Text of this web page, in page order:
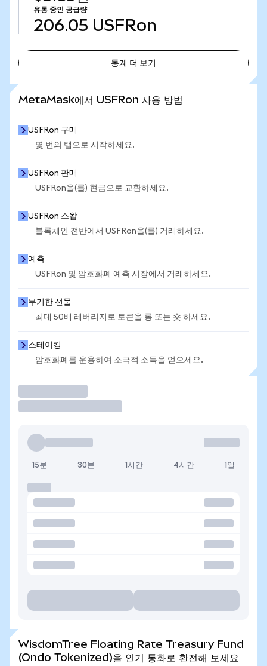
유통 중인 공급량
206.05 USFRon
통계 더 보기
MetaMask에서 USFRon 사용 방법
USFRon 구매
몇 번의 탭으로 시작하세요.
USFRon 판매
USFRon을(를) 현금으로 교환하세요.
USFRon 스왑
블록체인 전반에서 USFRon을(를) 거래하세요.
예측
USFRon 및 암호화폐 예측 시장에서 거래하세요.
무기한 선물
최대 50배 레버리지로 토큰을 롱 또는 숏 하세요.
스테이킹
암호화폐를 운용하여 소극적 소득을 얻으세요.
15분 30분 1시간 4시간 1일
WisdomTree Floating Rate Treasury Fund
(Ondo Tokenized)을 인기 통화로 환전해 보세요